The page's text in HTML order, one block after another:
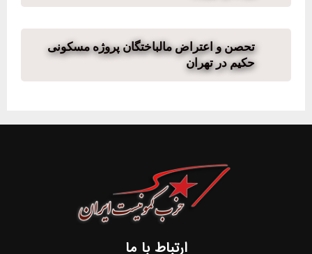
تحصن و اعتراض مالباختگان پروژه مسکونی
حکیم در تهران
ارتباط با ما